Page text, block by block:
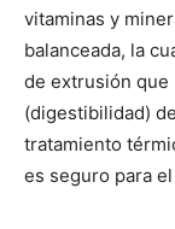
vitaminas y
balanceada, la
de extrusión que
(digestibilidad)
tratamiento
es seguro para